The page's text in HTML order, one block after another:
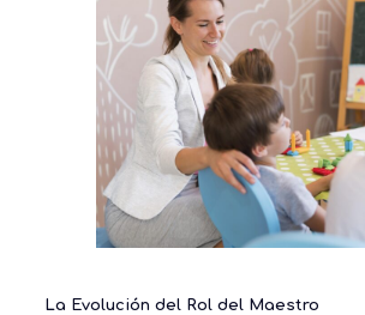
La Evolución del Rol del Maestro